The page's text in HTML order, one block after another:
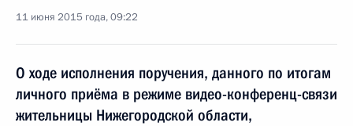
11 июня 2015 года, 09:22
О ходе исполнения поручения, данного по итогам
личного приёма в режиме видео-конференц-связи
жительницы Нижегородской области,